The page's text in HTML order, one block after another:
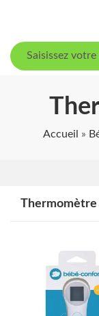
Accueil »
Thermomètre